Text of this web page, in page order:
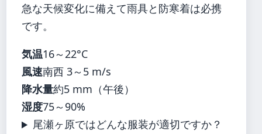
急な天候変化に備えて雨具と防寒着は必携
です。
気温16～22°C
風速南西 3～5 m/s
降水量約5 mm（午後）
湿度75～90%
尾瀬ヶ原ではどんな服装が適切ですか？